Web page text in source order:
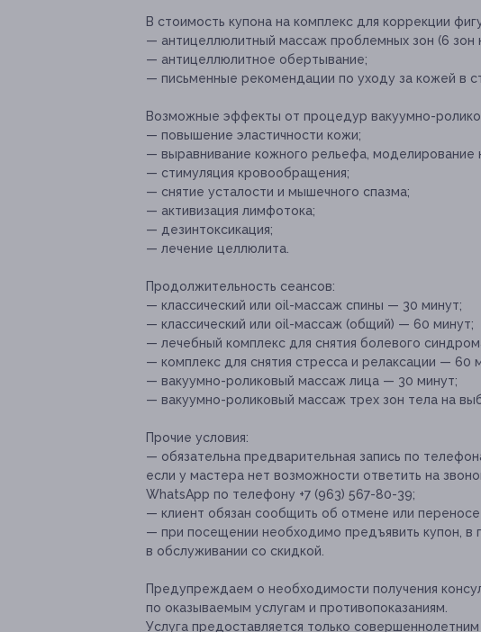
В стоимость купона на комплекс для коррекции
— антицеллюлитный массаж проблемных зон (6 зон
— антицеллюлитное обертывание;
— письменные рекомендации по уходу за кожей в
Возможные эффекты от процедур вакуумно-
— повышение эластичности кожи;
— выравнивание кожного рельефа, моделирование
— стимуляция кровообращения;
— снятие усталости и мышечного спазма;
— активизация лимфотока;
— дезинтоксикация;
— лечение целлюлита.
Продолжительность сеансов:
— классический или oil-массаж спины — 30 минут;
— классический или oil-массаж (общий) — 60 минут;
— лечебный комплекс для снятия болевого
— комплекс для снятия стресса и релаксации — 60
— вакуумно-роликовый массаж лица — 30 минут;
— вакуумно-роликовый массаж трех зон тела на
Прочие условия:
— обязательна предварительная запись по
если у мастера нет возможности ответить на
WhatsApp по телефону +7 (963) 567-80-39;
— клиент обязан сообщить об отмене или
— при посещении необходимо предъявить купон, в
в обслуживании со скидкой.
Предупреждаем о необходимости получения
по оказываемым услугам и противопоказаниям.
Услуга предоставляется только совершеннолетним